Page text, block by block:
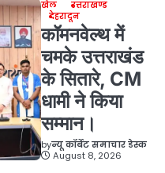
खेल
उत्तराखण्ड
देहरादून
कॉमनवेल्थ में
चमके उत्तराखंड
के सितारे, CM
धामी ने किया
सम्मान।
byन्यू कॉर्बेट समाचार डेस्क
August 8, 2026